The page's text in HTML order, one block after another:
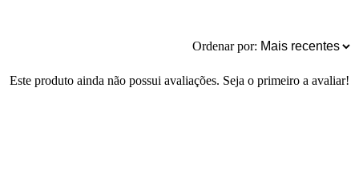
Ordenar por:
Este produto ainda não possui avaliações. Seja o primeiro a avaliar!